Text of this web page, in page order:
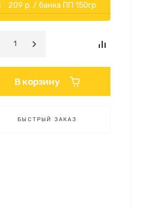
209 р. / банка ПП 150гр
В корзину
БЫСТРЫЙ ЗАКАЗ